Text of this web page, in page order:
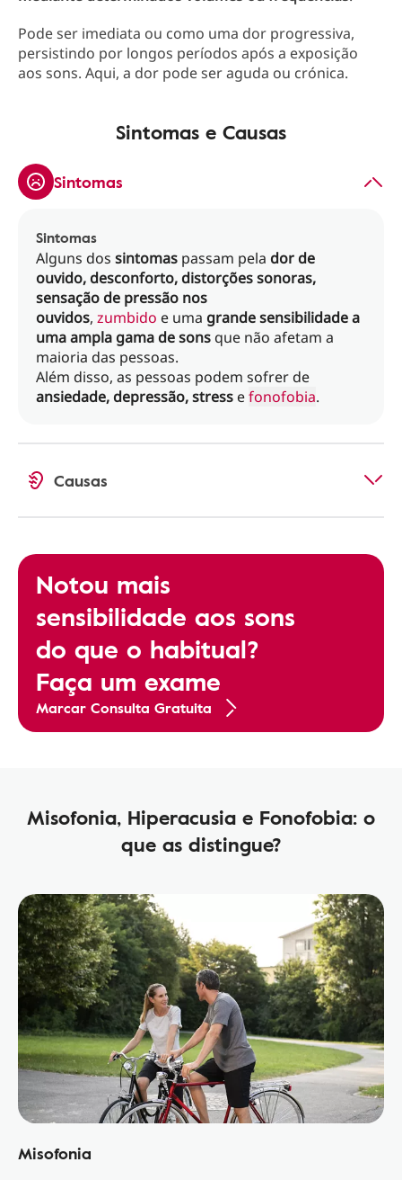
Pode ser imediata ou como uma dor progressiva,
persistindo por longos períodos após a exposição
aos sons. Aqui, a dor pode ser aguda ou crónica.
Sintomas e Causas
Sintomas
Sintomas
Alguns dos sintomas passam pela dor de
ouvido, desconforto, distorções sonoras,
sensação de pressão nos
ouvidos, zumbido e uma grande sensibilidade a
uma ampla gama de sonsque não afetam a
maioria das pessoas.
Além disso, as pessoas podem sofrer de
ansiedade, depressão, stress efonofobia.
Causas
Notou mais
sensibilidade aos sons
do que o habitual?
Faça um exame
Marcar Consulta Gratuita
Misofonia, Hiperacusia e Fonofobia: o
que as distingue?
Misofonia